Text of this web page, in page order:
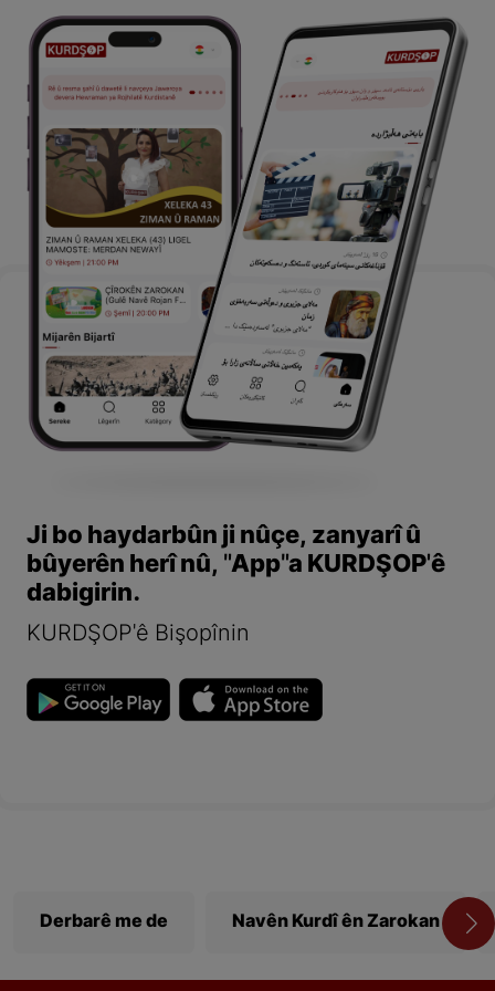
Ji bo haydarbûn ji nûçe, zanyarî û
bûyerên herî nû, "App"a KURDŞOP'ê
dabigirin.
KURDŞOP'ê Bişopînin
Derbarê me de Navên Kurdî ên Zarokan